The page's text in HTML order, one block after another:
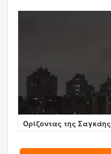
Ορίζοντας της Σαγκάης